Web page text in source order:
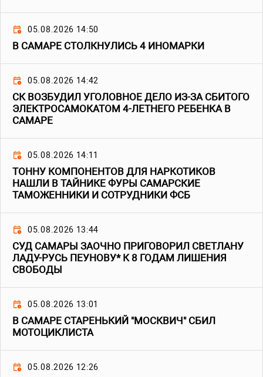
05.08.2026 14:50
В САМАРЕ СТОЛКНУЛИСЬ 4 ИНОМАРКИ
05.08.2026 14:42
СК ВОЗБУДИЛ УГОЛОВНОЕ ДЕЛО ИЗ-ЗА СБИТОГО
ЭЛЕКТРОСАМОКАТОМ 4-ЛЕТНЕГО РЕБЕНКА В
САМАРЕ
05.08.2026 14:11
ТОННУ КОМПОНЕНТОВ ДЛЯ НАРКОТИКОВ
НАШЛИ В ТАЙНИКЕ ФУРЫ САМАРСКИЕ
ТАМОЖЕННИКИ И СОТРУДНИКИ ФСБ
05.08.2026 13:44
СУД САМАРЫ ЗАОЧНО ПРИГОВОРИЛ СВЕТЛАНУ
ЛАДУ-РУСЬ ПЕУНОВУ* К 8 ГОДАМ ЛИШЕНИЯ
СВОБОДЫ
05.08.2026 13:01
В САМАРЕ СТАРЕНЬКИЙ "МОСКВИЧ" СБИЛ
МОТОЦИКЛИСТА
05.08.2026 12:26